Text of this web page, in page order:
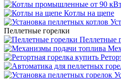
Котлы на щепе
Пеллетные горелки
Пеллетные